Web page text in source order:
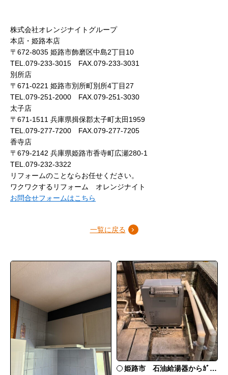
株式会社オレンジナイトグループ
本店・姫路本店
〒672-8035 姫路市飾磨区中島2丁目10
TEL.079-233-3015 FAX.079-233-3031
別所店
〒671-0221 姫路市別所町別所4丁目27
TEL.079-251-2000 FAX.079-251-3030
太子店
〒671-1511 兵庫県揖保郡太子町太田1959
TEL.079-277-7200 FAX.079-277-7205
香寺店
〒679-2142 兵庫県姫路市香寺町広瀬280-1
TEL.079-232-3322
リフォームのことならお任せください。
ワクワクするリフォーム オレンジナイト
お問合せフォームはこちら
一覧に戻る
姫路市 石油給湯器からｶﾞｽ給湯器へ取替